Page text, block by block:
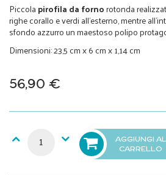
Piccola pirofila da fornorotonda
righe corallo e verdi all’esterno, mentre
sfondo azzurro un maestoso polipo
Dimensioni: 23,5 cm x 6 cm x 1,14 cm
56,90 €
AGGIUNGI AL
CARRELLO